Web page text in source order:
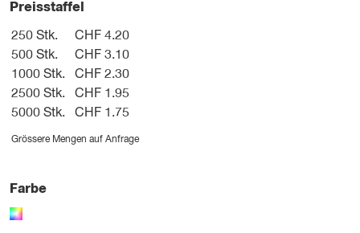
Preisstaffel
250 Stk.
CHF 4.20
500 Stk.
CHF 3.10
1000 Stk.
CHF 2.30
2500 Stk.
CHF 1.95
5000 Stk.
CHF 1.75
Grössere Mengen auf Anfrage
Farbe